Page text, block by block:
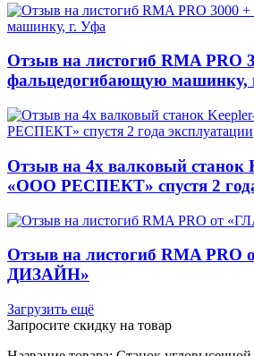
Отзыв на листогиб RMA PRO
фальцедогибающую машинку,
Отзыв на 4х валковый станок
«ООО РЕСПЕКТ» спустя 2
Отзыв на листогиб RMA PRO
ДИЗАЙН»
Загрузить ещё
Запросите скидку на товар